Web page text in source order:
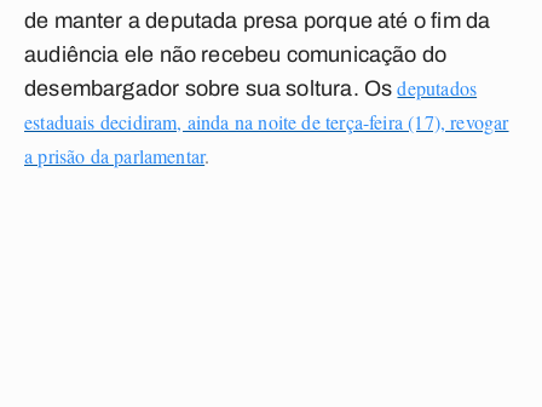
de manter a deputada presa porque até o fim da
audiência ele não recebeu comunicação do
desembargador sobre sua soltura. Osdeputados
estaduais decidiram, ainda na noite de terça-feira (17), revogar
a prisão da parlamentar.